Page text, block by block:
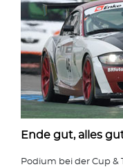
Ende gut, alles
Podium bei der Cup &